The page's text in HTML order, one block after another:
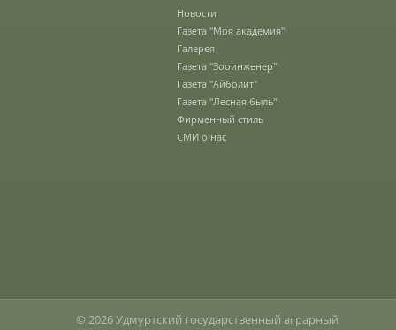
Ответственность за разжигание
межнациональной розни
Новости
Газета "Моя академия"
Галерея
Газета "Зооинженер"
Газета "Айболит"
Газета "Лесная быль"
Фирменный стиль
СМИ о нас
© 2026 Удмуртский государственный аграрный